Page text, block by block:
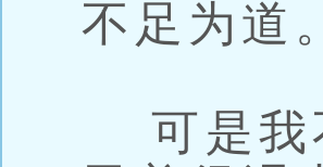
不足为道。
可是我